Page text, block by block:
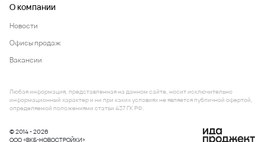
О компании
Новости
Офисы продаж
Вакансии
© 2014 - 2026
ООО «ВКБ-НОВОСТРОЙКИ»
Любая информация, представленная на данном сайте, носит исключительно
информационный характер и ни при каких условиях не является публичной офертой,
определяемой положениями статьи 437 ГК РФ.